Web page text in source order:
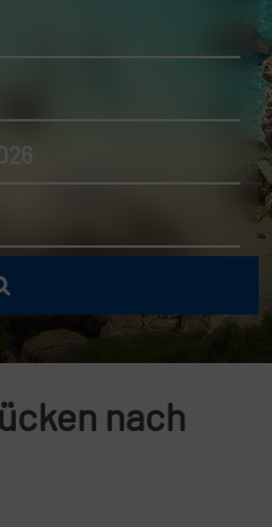
nach